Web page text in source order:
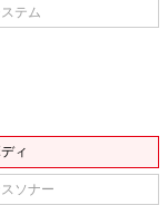
テム
ィ
ソナー